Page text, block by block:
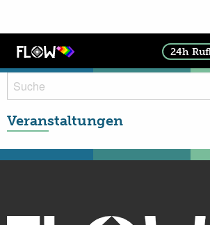
24h
Sationäre Angebote
Veranstaltungen